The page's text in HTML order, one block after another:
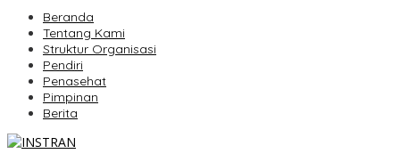
Beranda
Tentang Kami
Struktur Organisasi
Pendiri
Penasehat
Pimpinan
Berita